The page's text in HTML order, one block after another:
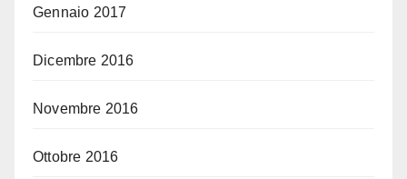
Gennaio 2017
Dicembre 2016
Novembre 2016
Ottobre 2016